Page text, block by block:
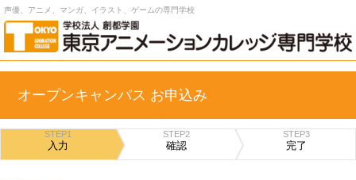
声優、アニメ、マンガ、イラスト、ゲームの専門学校
オープンキャンパス お申込み
STEP1
入力
STEP2
確認
STEP3
完了